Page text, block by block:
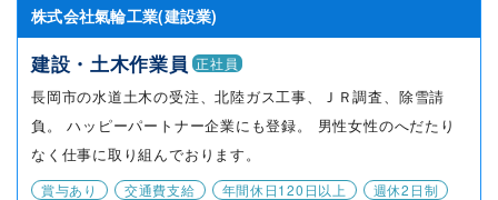
株式会社氣輪工業(建設業)
建設・土木作業員 正社員
長岡市の水道土木の受注、北陸ガス工事、ＪＲ調査、除雪請
負。 ハッピーパートナー企業にも登録。 男性女性のへだたり
なく仕事に取り組んでおります。
賞与あり 交通費支給 年間休日120日以上
週休2日制